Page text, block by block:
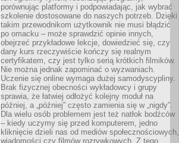
porównując platformy i podpowiadając, jak wybrać
szkolenie dostosowane do naszych potrzeb. Dzięki
takim przewodnikom użytkownik nie musi błądzić
po omacku – może sprawdzić opinie innych,
obejrzeć przykładowe lekcje, dowiedzieć się, czy
dany kurs rzeczywiście kończy się realnym
certyfikatem, czy jest tylko serią krótkich filmików.
Nie można jednak zapominać o wyzwaniach.
Uczenie się online wymaga dużej samodyscypliny.
Brak fizycznej obecności wykładowcy i grupy
sprawia, że łatwiej odłożyć kolejny moduł na
później, a „później” często zamienia się w „nigdy”.
Dla wielu osób problemem jest też natłok bodźców
– kiedy uczymy się przed komputerem, jedno
kliknięcie dzieli nas od mediów społecznościowych,
wiadomości czy filmów rozrywkowych. Z tego